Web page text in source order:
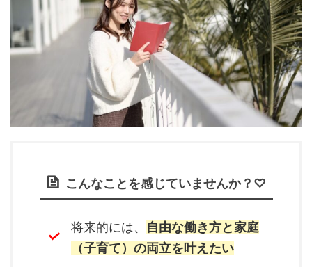
こんなことを感じていませんか？♡
将来的には、 自由な働き方と家庭
（子育て）の両立を叶えたい